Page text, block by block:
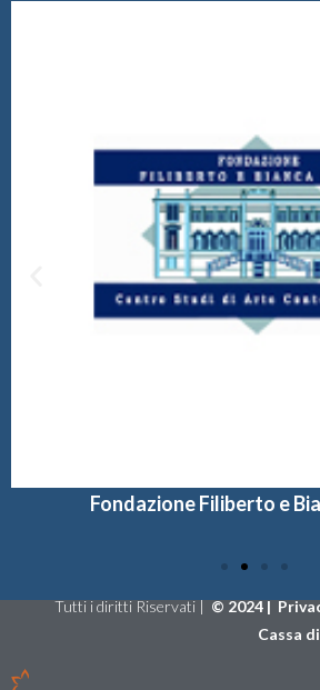
Fondazione Filiberto e
Tutti i diritti Riservati |©2024 |
Cassa